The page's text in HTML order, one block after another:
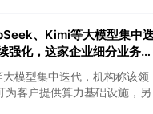
、Kimi等大模型集中
强化，这家企业细分业务订
模型集中迭代，机构称该领
客户提供算力基础设施，另